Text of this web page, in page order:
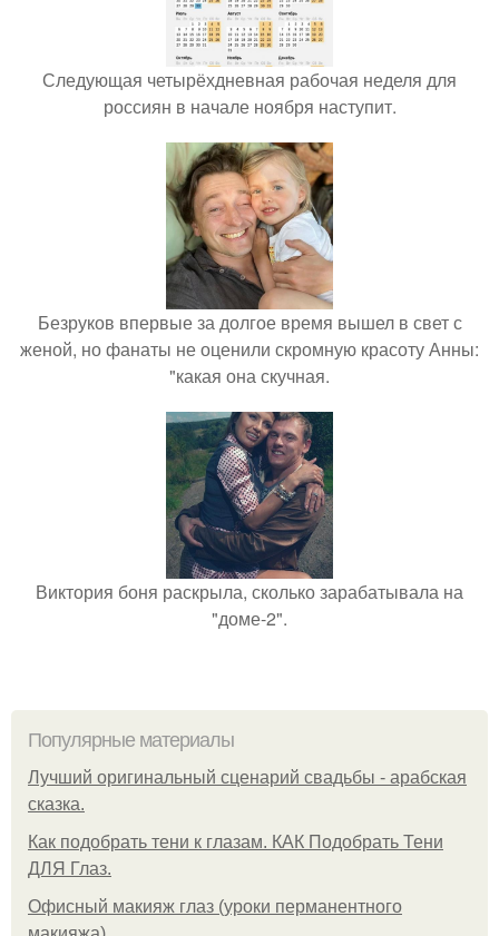
Следующая четырёхдневная рабочая неделя для
россиян в начале ноября наступит.
Безруков впервые за долгое время вышел в свет с
женой, но фанаты не оценили скромную красоту Анны:
"какая она скучная.
Виктория боня раскрыла, сколько зарабатывала на
"доме-2".
Популярные материалы
Лучший оригинальный сценарий свадьбы - арабская
сказка.
Как подобрать тени к глазам. КАК Подобрать Тени
ДЛЯ Глаз.
Офисный макияж глаз (уроки перманентного